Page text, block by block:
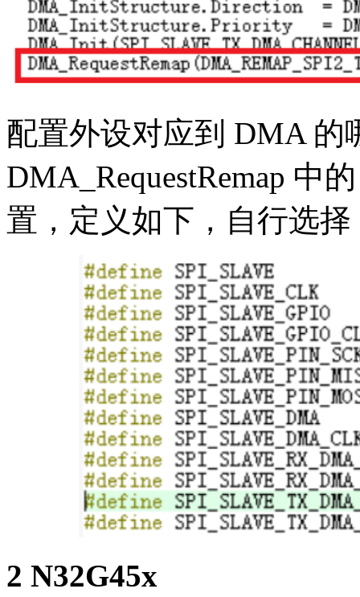
配置外设对应到 DMA 的
DMA_RequestRemap 中
置，定义如下，自行选
2 N32G45x